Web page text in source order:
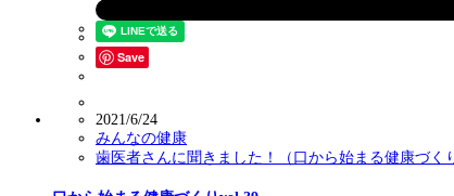
Save
2021/6/24
みんなの健康
歯医者さんに聞きました！（口から始まる健康づく